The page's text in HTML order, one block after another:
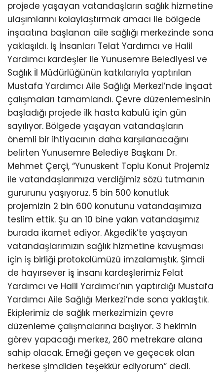
projede yaşayan vatandaşların sağlık hizmetine
ulaşımlarını kolaylaştırmak amacı ile bölgede
inşaatına başlanan aile sağlığı merkezinde sona
yaklaşıldı. İş İnsanları Telat Yardımcı ve Halil
Yardımcı kardeşler ile Yunusemre Belediyesi ve
Sağlık İl Müdürlüğünün katkılarıyla yaptırılan
Mustafa Yardımcı Aile Sağlığı Merkezi’nde inşaat
çalışmaları tamamlandı. Çevre düzenlemesinin
başladığı projede ilk hasta kabulü için gün
sayılıyor. Bölgede yaşayan vatandaşların
önemli bir ihtiyacının daha karşılanacağını
belirten Yunusemre Belediye Başkanı Dr.
Mehmet Çerçi, “Yunuskent Toplu Konut Projemiz
ile vatandaşlarımıza verdiğimiz sözü tutmanın
gururunu yaşıyoruz. 5 bin 500 konutluk
projemizin 2 bin 600 konutunu vatandaşımıza
teslim ettik. Şu an 10 bine yakın vatandaşımız
burada ikamet ediyor. Akgedik’te yaşayan
vatandaşlarımızın sağlık hizmetine kavuşması
için iş birliği protokolümüzü imzalamıştık. Şimdi
de hayırsever iş insanı kardeşlerimiz Felat
Yardımcı ve Halil Yardımcı’nın yaptırdığı Mustafa
Yardımcı Aile Sağlığı Merkezi’nde sona yaklaştık.
Ekiplerimiz de sağlık merkezimizin çevre
düzenleme çalışmalarına başlıyor. 3 hekimin
görev yapacağı merkez, 260 metrekare alana
sahip olacak. Emeği geçen ve geçecek olan
herkese şimdiden teşekkür ediyorum” dedi.